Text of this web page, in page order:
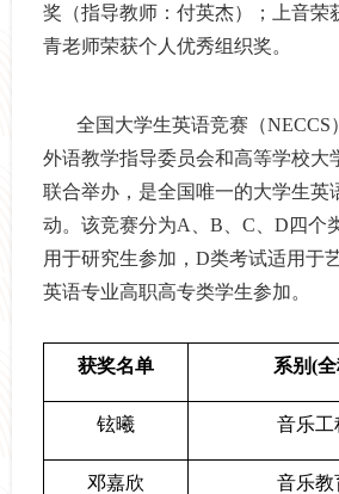
奖（指导教师：付英杰）；上音荣
青老师荣获个人优秀组织奖。
全国大学生英语竞赛（NECCS
外语教学指导委员会和高等学校大
联合举办，是全国唯一的大学生英
动。该竞赛分为A、B、C、D四个
用于研究生参加，D类考试适用于
英语专业高职高专类学生参加。
获奖名单 系别(全
铉曦 音乐工
邓嘉欣 音乐教